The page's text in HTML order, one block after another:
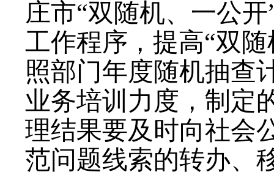
庄市“双随机、一公
工作程序，提高“双
照部门年度随机抽查
业务培训力度，制定
理结果要及时向社会
范问题线索的转办、